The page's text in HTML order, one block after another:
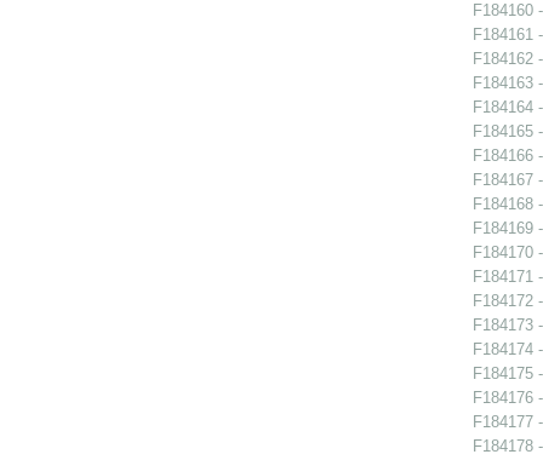
F184160
F184161
F184162
F184163
F184164
F184165
F184166
F184167
F184168
F184169
F184170
F184171
F184172
F184173
F184174
F184175
F184176
F184177
F184178